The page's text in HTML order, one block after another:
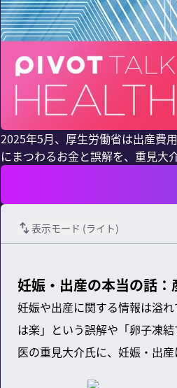
2025年5月、厚生労働省は出産費
にまつわるお金と誤解を、重見大
表示モード (ライト)
妊娠・出産の本当の話
妊娠や出産に関する情報は溢
は楽」という誤解や「卵子凍
医の重見大介氏に、妊娠・出